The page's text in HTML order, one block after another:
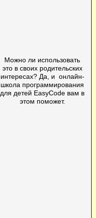
Можно ли использовать
это в своих родительских
интересах? Да, и онлайн-
школа программирования
для детей EasyCode вам в
этом поможет.